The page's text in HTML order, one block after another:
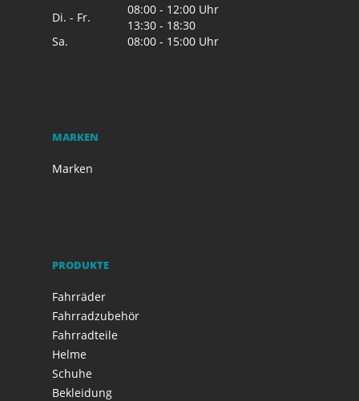
Di. - Fr.
08:00 - 12:00 Uhr
13:30 - 18:30
Sa.
08:00 - 15:00 Uhr
MARKEN
Marken
PRODUKTE
Fahrräder
Fahrradzubehör
Fahrradteile
Helme
Schuhe
Bekleidung